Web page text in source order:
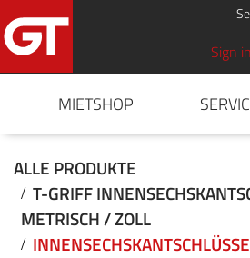
Sign in
MIETSHOP
ALLE PRODUKTE
T-GRIFF
METRISCH / ZOLL